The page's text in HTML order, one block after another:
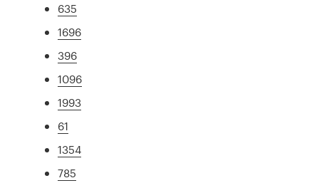
635
1696
396
1096
1993
61
1354
785